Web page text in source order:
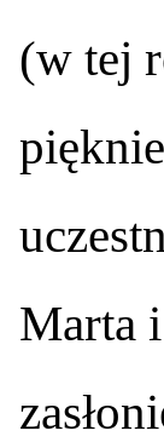
(w tej
Marta